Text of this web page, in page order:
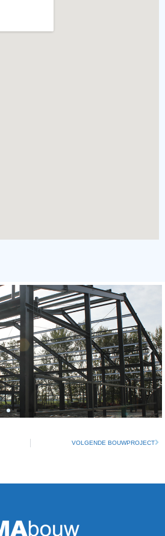
VOLGENDE BOUWPROJECT